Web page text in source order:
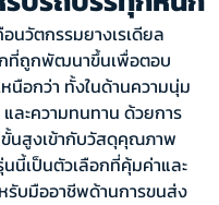
นวัตกรรมยางเรเดียล
ที่ถูกพัฒนาขึ้นเพื่อตอบ
นือกว่า ทั้งในด้านความนุ่ม
ละความทนทาน ด้วยการ
ขั้นสูงเข้ากับวัสดุคุณภาพ
นนี้เป็นตัวเลือกที่คุ้มค่าและ
บมืออาชีพด้านการขนส่ง